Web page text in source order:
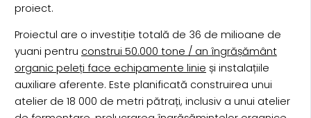
proiect.
Proiectul are o investiție totală de 36 de milioane de
yuani pentru construi 50.000 tone / an îngrășământ
organic peleți face echipamente linie și instalațiile
auxiliare aferente. Este planificată construirea unui
atelier de 18 000 de metri pătrați, inclusiv a unui atelier